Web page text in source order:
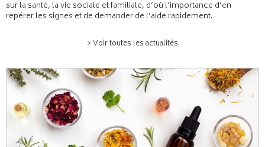
sur la santé, la vie sociale et familiale, d’où l’importance d’en
repérer les signes et de demander de l’aide rapidement.
> Voir toutes les actualités